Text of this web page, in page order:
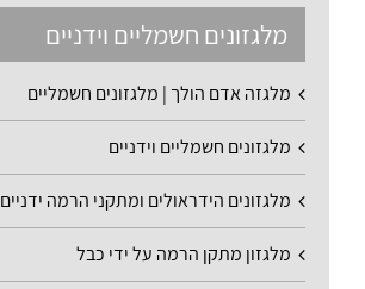
מלגזונים חשמליים וידניים
מלגזה אדם הולך | מלגזונים חשמליים
מלגזונים חשמליים וידניים
מלגזונים הידראולים ומתקני הרמה ידניים
מלגזון מתקן הרמה על ידי כבל